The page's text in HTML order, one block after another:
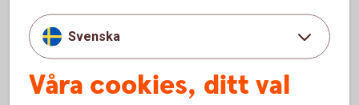
Är det svårt att veta vilken försäkring du ska välja?
Jämför försäkringar hos
Konsumenternas.se
Svenska
Våra cookies, ditt val